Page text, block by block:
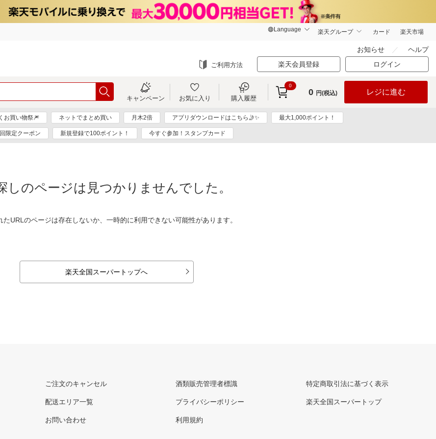
楽天グループ カード 楽天市場
お知らせ ヘルプ
ご利用方法 楽天会員登録 ログイン
キャンペーン お気に入り 購入履歴
0
0 円(税込) レジに進む
お買い物祭🎆 ネットでまとめ買い 月木2倍 アプリダウンロードはこちら🤳✨ 最大1,000ポイント！
限定クーポン 新規登録で100ポイント！ 今すぐ参加！スタンプカード
しのページは見つかりませんでした。
たURLのページは存在しないか、一時的に利用できない可能性があります。
楽天全国スーパートップへ
ご注文のキャンセル
配送エリア一覧
お問い合わせ
酒類販売管理者標識
プライバシーポリシー
利用規約
特定商取引法に基づく表示
楽天全国スーパートップ